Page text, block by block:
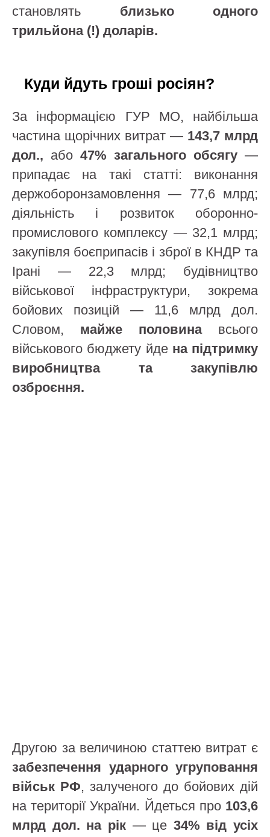
становлять близько одного
трильйона (!) доларів.
Куди йдуть гроші росіян?
За інформацією ГУР МО, найбільша
частина щорічних витрат — 143,7 млрд
дол., або 47% загального обсягу —
припадає на такі статті: виконання
держоборонзамовлення — 77,6 млрд;
діяльність і розвиток оборонно-
промислового комплексу — 32,1 млрд;
закупівля боєприпасів і зброї в КНДР та
Ірані — 22,3 млрд; будівництво
військової інфраструктури, зокрема
бойових позицій — 11,6 млрд дол.
Словом, майже половина всього
військового бюджету йдена підтримку
виробництва та закупівлю
озброєння.
Другою за величиною статтею витрат є
забезпечення ударного угруповання
військ РФ, залученого до бойових дій
на території України. Йдеться про 103,6
млрд дол. на рік— це 34% від усіх